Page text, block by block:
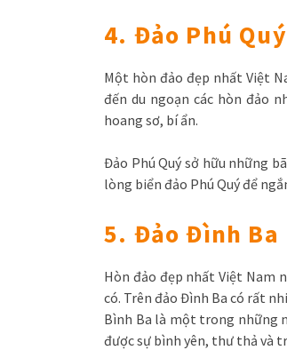
4. Đảo Phú Quý
Một hòn đảo đẹp nhất Việt
đến du ngoạn các hòn đảo
hoang sơ, bí ẩn.
Đảo Phú Quý sở hữu những
lòng biển đảo Phú Quý để
5. Đảo Đình Ba
Hòn đảo đẹp nhất Việt Nam
có. Trên đảo Đình Ba có rất
Bình Ba là một trong những
được sự bình yên, thư thả và